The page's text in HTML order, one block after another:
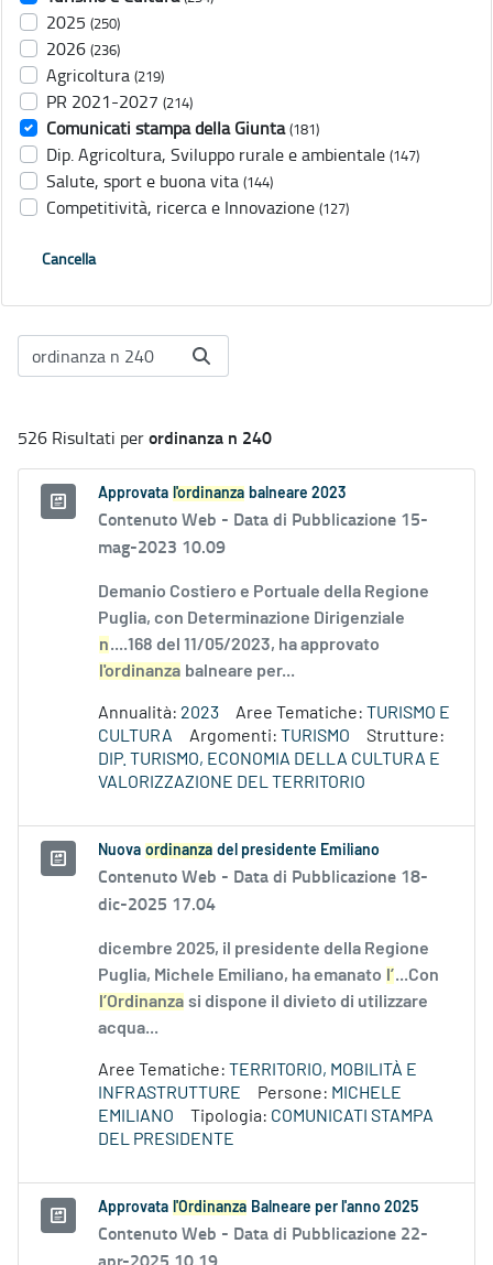
2025 (250)
2026 (236)
Agricoltura (219)
PR 2021-2027 (214)
Comunicati stampa della Giunta (181)
Dip. Agricoltura, Sviluppo rurale e ambientale (147)
Salute, sport e buona vita (144)
Competitività, ricerca e Innovazione (127)
Cancella
526 Risultati perordinanza n 240
Approvata l'ordinanza balneare 2023
Contenuto Web - Data di Pubblicazione 15-
mag-2023 10.09
Demanio Costiero e Portuale della Regione
Puglia, con Determinazione Dirigenziale
n....168 del 11/05/2023, ha approvato
l'ordinanza balneare per...
Annualità: 2023 Aree Tematiche: TURISMO E
CULTURA
Argomenti: TURISMO
Strutture:
DIP. TURISMO, ECONOMIA DELLA CULTURA E
VALORIZZAZIONE DEL TERRITORIO
Nuova ordinanza del presidente Emiliano
Contenuto Web - Data di Pubblicazione 18-
dic-2025 17.04
dicembre 2025, il presidente della Regione
Puglia, Michele Emiliano, ha emanato l’...Con
l’Ordinanza si dispone il divieto di utilizzare
acqua...
Aree Tematiche: TERRITORIO, MOBILITÀ E
INFRASTRUTTURE
Persone: MICHELE
EMILIANO
Tipologia: COMUNICATI STAMPA
DEL PRESIDENTE
Approvata l'Ordinanza Balneare per l'anno 2025
Contenuto Web - Data di Pubblicazione 22-